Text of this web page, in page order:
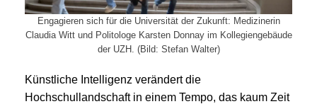
Engagieren sich für die Universität der Zukunft: Medizinerin
Claudia Witt und Politologe Karsten Donnay im Kollegiengebäude
der UZH. (Bild: Stefan Walter)
Künstliche Intelligenz verändert die
Hochschullandschaft in einem Tempo, das kaum Zeit